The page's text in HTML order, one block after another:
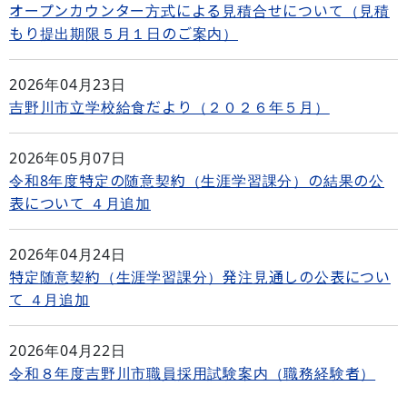
オープンカウンター方式による見積合せについて（見積
もり提出期限５月１日のご案内）
2026年04月23日
吉野川市立学校給食だより（２０２６年５月）
2026年05月07日
令和8年度特定の随意契約（生涯学習課分）の結果の公
表について ４月追加
2026年04月24日
特定随意契約（生涯学習課分）発注見通しの公表につい
て ４月追加
2026年04月22日
令和８年度吉野川市職員採用試験案内（職務経験者）